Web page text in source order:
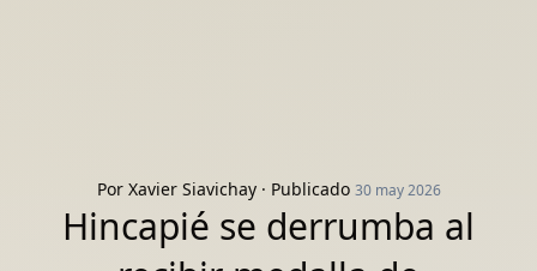
Por Xavier Siavichay· Publicado 30 may 2026
Hincapié se derrumba al